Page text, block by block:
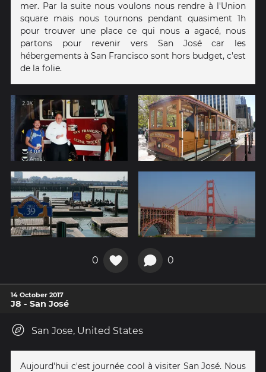
mer. Par la suite nous voulons nous rendre à l'Union
square mais nous tournons pendant quasiment 1h
pour trouver une place ce qui nous a agacé, nous
partons pour revenir vers San José car les
hébergements à San Francisco sont hors budget, c'est
de la folie.
0 0
14 October 2017
J8 - San José
San Jose, United States
Aujourd'hui c'est journée cool à visiter San José. Nous